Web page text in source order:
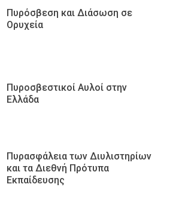
Πυρόσβεση και Διάσωση σε
Ορυχεία
Πυροσβεστικοί Αυλοί στην
Ελλάδα
Πυρασφάλεια των Διυλιστηρίων
και τα Διεθνή Πρότυπα
Εκπαίδευσης